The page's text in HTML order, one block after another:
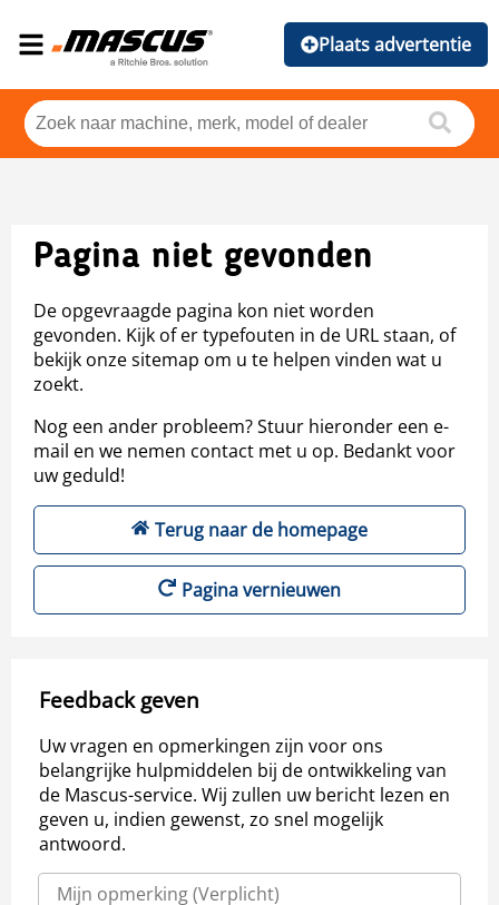
Plaats advertentie
Pagina niet gevonden
De opgevraagde pagina kon niet worden
gevonden. Kijk of er typefouten in de URL staan, of
bekijk onze sitemap om u te helpen vinden wat u
zoekt.
Nog een ander probleem? Stuur hieronder een e-
mail en we nemen contact met u op. Bedankt voor
uw geduld!
Terug naar de homepage
Pagina vernieuwen
Feedback geven
Uw vragen en opmerkingen zijn voor ons
belangrijke hulpmiddelen bij de ontwikkeling van
de Mascus-service. Wij zullen uw bericht lezen en
geven u, indien gewenst, zo snel mogelijk
antwoord.